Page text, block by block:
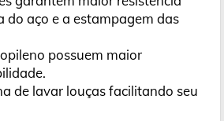
do aço e a estampagem das
possuem maior
de lavar louças facilitando seu